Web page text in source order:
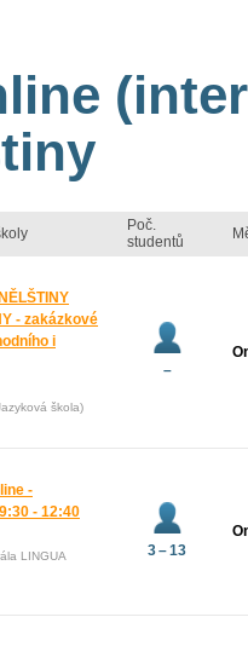
Poč.
studentů
- zakázkové
i
škola)
–
-
- 12:40
LINGUA
3 – 13